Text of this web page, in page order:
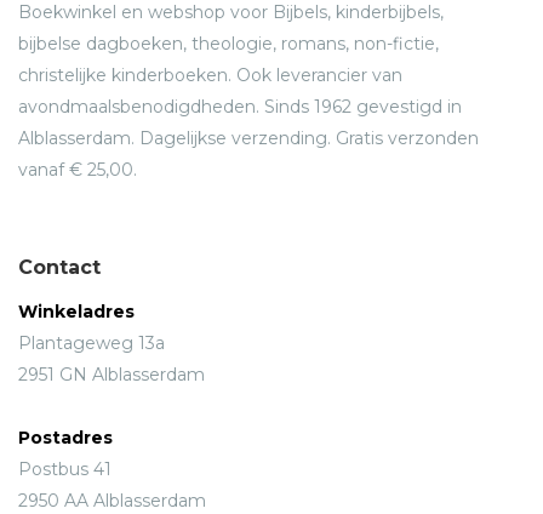
Boekwinkel en webshop voor Bijbels, kinderbijbels,
bijbelse dagboeken, theologie, romans, non-fictie,
christelijke kinderboeken. Ook leverancier van
avondmaalsbenodigdheden. Sinds 1962 gevestigd in
Alblasserdam. Dagelijkse verzending. Gratis verzonden
vanaf € 25,00.
Contact
Winkeladres
Plantageweg 13a
2951 GN Alblasserdam
Postadres
Postbus 41
2950 AA Alblasserdam